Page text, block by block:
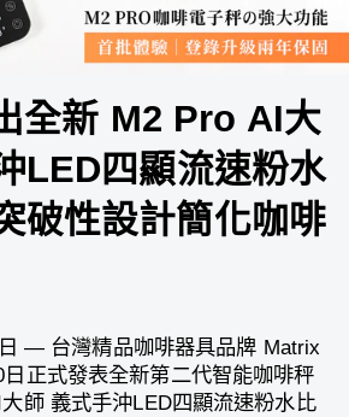
全新 M2 Pro AI大
LED四顯流速粉水
破性設計簡化咖啡
— 台灣精品咖啡器具品牌 Matrix
正式發表全新第二代智能咖啡秤
大師 義式手沖LED四顯流速粉水比